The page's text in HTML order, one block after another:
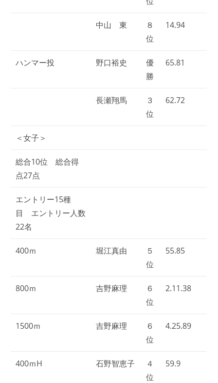
中山 東
８
位
14.94
ハンマー投 野口裕史
優
勝
65.81
長瀬翔馬
３
位
62.72
＜女子＞
総合10位 総合得
点27点
エントリー15種
目 エントリー人数
22名
400ｍ 堀江真由
５
位
55.85
800ｍ 吉野麻理
６
位
2.11.38
1500ｍ 吉野麻理
６
位
4.25.89
400ｍH 石野智恵子
４
位
59.9